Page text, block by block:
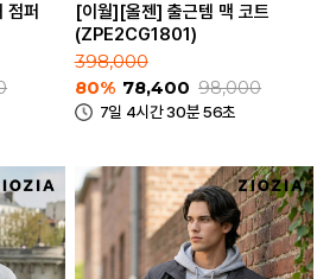
점퍼
[이월][올젠] 출근템 맥 코트
(ZPE2CG1801)
398,000
80% 78,400 98,000
7일 4시간 30분 56초